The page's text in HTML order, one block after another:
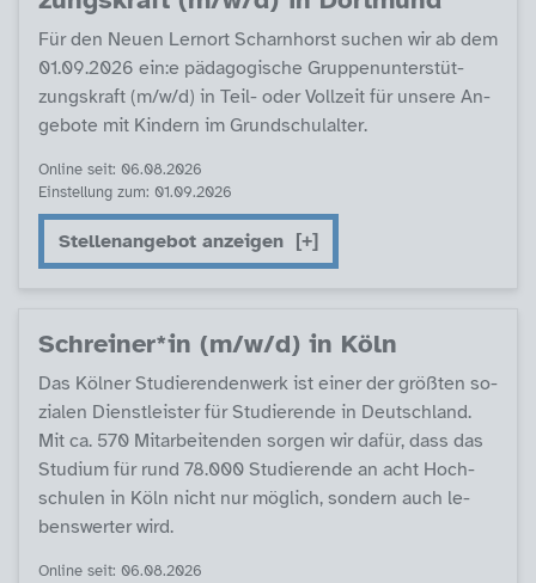
Für den Neu­en Lern­ort Scharn­horst su­chen wir ab dem
01.09.2026 ein:e päda­go­gi­sche Grup­pen­un­ter­stüt­
zungs­kraft (m/w/d) in Teil- oder Voll­zeit für un­se­re An­
ge­bo­te mit Kin­dern im Grund­schulal­ter.
Online seit: 06.08.2026
Einstellung zum: 01.09.2026
Stellenangebot anzeigen
Sch­r­ei­ner*in (m/w/d) in Köln
Das Köl­ner Stu­die­ren­den­werk ist ei­ner der größ­ten so­
zia­len Di­enst­leis­ter für Stu­die­ren­de in Deut­sch­land.
Mit ca. 570 Mit­ar­bei­ten­den sor­gen wir da­für, dass das
Stu­di­um für rund 78.000 Stu­die­ren­de an acht Hoch­
schu­len in Köln nicht nur mög­lich, son­dern auch le­
bens­wer­ter wird.
Online seit: 06.08.2026